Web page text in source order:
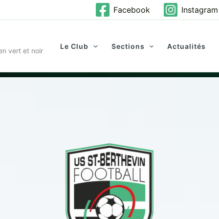
Facebook Instagram
vert et noir
Le Club Sections Actualités